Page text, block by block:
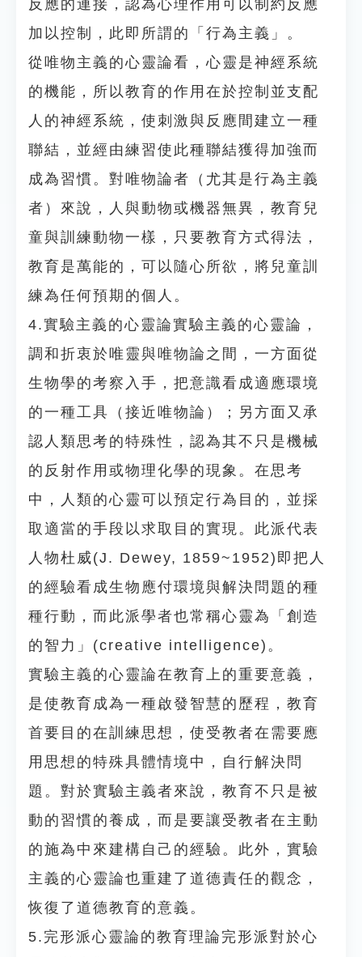
反應的連接，認為心理作用可以制約反應
加以控制，此即所謂的「行為主義」。
從唯物主義的心靈論看，心靈是神經系統
的機能，所以教育的作用在於控制並支配
人的神經系統，使刺激與反應間建立一種
聯結，並經由練習使此種聯結獲得加強而
成為習慣。對唯物論者（尤其是行為主義
者）來說，人與動物或機器無異，教育兒
童與訓練動物一樣，只要教育方式得法，
教育是萬能的，可以隨心所欲，將兒童訓
練為任何預期的個人。
4.實驗主義的心靈論實驗主義的心靈論，
調和折衷於唯靈與唯物論之間，一方面從
生物學的考察入手，把意識看成適應環境
的一種工具（接近唯物論）；另方面又承
認人類思考的特殊性，認為其不只是機械
的反射作用或物理化學的現象。在思考
中，人類的心靈可以預定行為目的，並採
取適當的手段以求取目的實現。此派代表
人物杜威(J. Dewey, 1859~1952)即把人
的經驗看成生物應付環境與解決問題的種
種行動，而此派學者也常稱心靈為「創造
的智力」(creative intelligence)。
實驗主義的心靈論在教育上的重要意義，
是使教育成為一種啟發智慧的歷程，教育
首要目的在訓練思想，使受教者在需要應
用思想的特殊具體情境中，自行解決問
題。對於實驗主義者來說，教育不只是被
動的習慣的養成，而是要讓受教者在主動
的施為中來建構自己的經驗。此外，實驗
主義的心靈論也重建了道德責任的觀念，
恢復了道德教育的意義。
5.完形派心靈論的教育理論完形派對於心